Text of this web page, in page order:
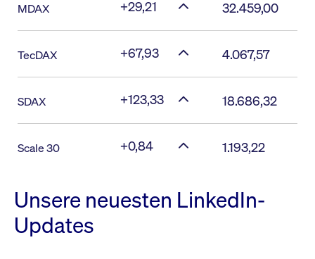
MDAX +29,21 32.459,00
TecDAX +67,93 4.067,57
SDAX +123,33 18.686,32
Scale 30 +0,84 1.193,22
Unsere neuesten LinkedIn-
Updates